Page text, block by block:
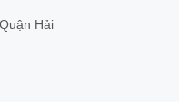
Hải